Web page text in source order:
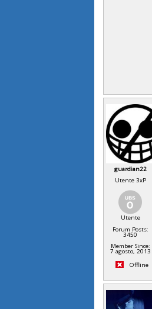
guardian22
Utente 3xP
Utente
Forum Posts:
3450
Member Since:
7 agosto, 2013
Offline